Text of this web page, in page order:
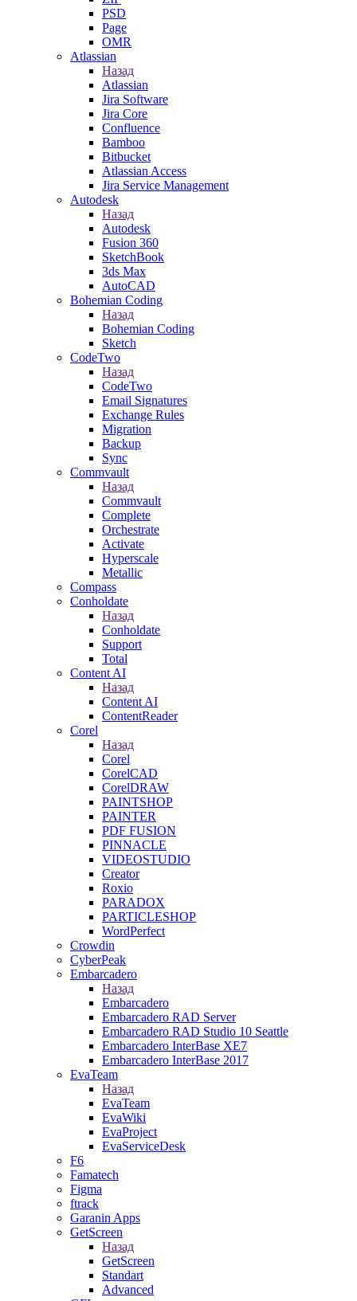
PSD
Page
OMR
Atlassian
Назад
Atlassian
Jira Software
Jira Core
Confluence
Bamboo
Bitbucket
Atlassian Access
Jira Service Management
Autodesk
Назад
Autodesk
Fusion 360
SketchBook
3ds Max
AutoCAD
Bohemian Coding
Назад
Bohemian Coding
Sketch
CodeTwo
Назад
CodeTwo
Email Signatures
Exchange Rules
Migration
Backup
Sync
Commvault
Назад
Commvault
Complete
Orchestrate
Activate
Hyperscale
Metallic
Compass
Conholdate
Назад
Conholdate
Support
Total
Content AI
Назад
Content AI
ContentReader
Corel
Назад
Corel
CorelCAD
CorelDRAW
PAINTSHOP
PAINTER
PDF FUSION
PINNACLE
VIDEOSTUDIO
Creator
Roxio
PARADOX
PARTICLESHOP
WordPerfect
Crowdin
CyberPeak
Embarcadero
Назад
Embarcadero
Embarcadero RAD Server
Embarcadero RAD Studio 10 Seattle
Embarcadero InterBase XE7
Embarcadero InterBase 2017
EvaTeam
Назад
EvaTeam
EvaWiki
EvaProject
EvaServiceDesk
F6
Famatech
Figma
ftrack
Garanin Apps
GetScreen
Назад
GetScreen
Standart
Advanced